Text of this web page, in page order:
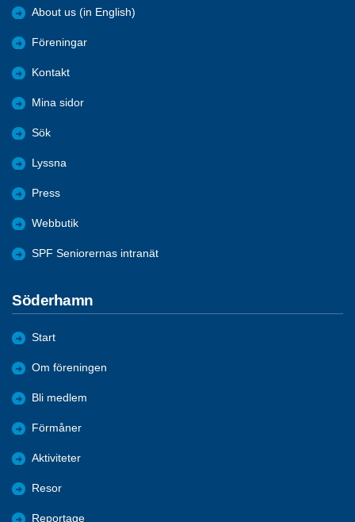
About us (in English)
Föreningar
Kontakt
Mina sidor
Sök
Lyssna
Press
Webbutik
SPF Seniorernas intranät
Söderhamn
Start
Om föreningen
Bli medlem
Förmåner
Aktiviteter
Resor
Reportage